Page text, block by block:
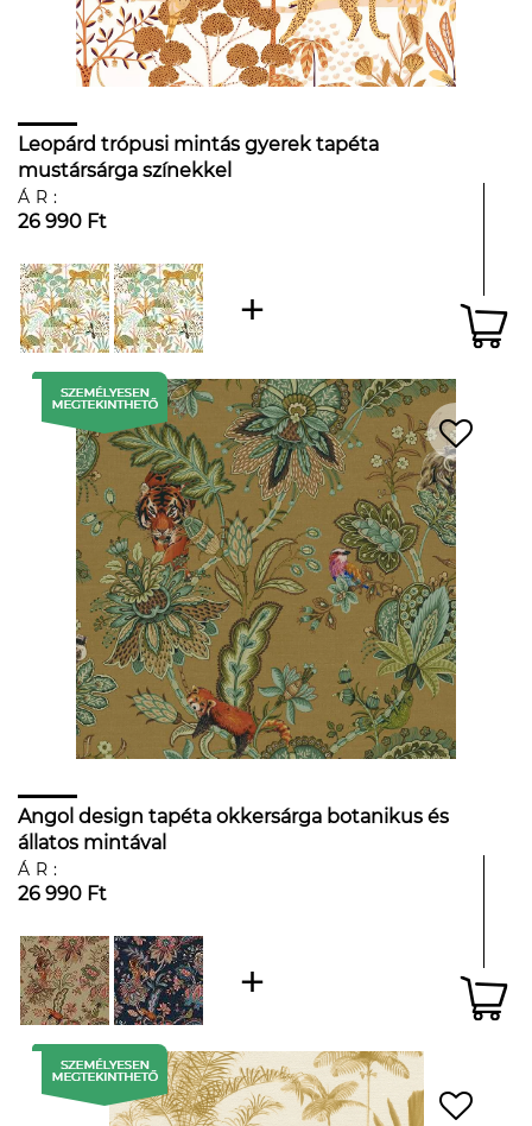
Leopárd trópusi mintás gyerek tapéta
mustársárga színekkel
ÁR:
26 990 Ft
Angol design tapéta okkersárga botanikus és
állatos mintával
ÁR:
26 990 Ft